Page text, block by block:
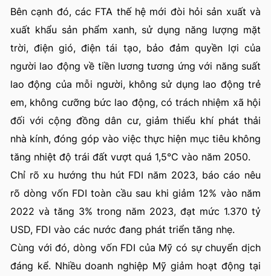
Bên cạnh đó, các FTA thế hệ mới đòi hỏi sản xuất và
xuất khẩu sản phẩm xanh, sử dụng năng lượng mặt
trời, điện gió, điện tái tạo, bảo đảm quyền lợi của
người lao động về tiền lương tương ứng với năng suất
lao động của mỗi người, không sử dụng lao động trẻ
em, không cưỡng bức lao động, có trách nhiệm xã hội
đối với cộng đồng dân cư, giảm thiểu khí phát thải
nhà kính, đóng góp vào việc thực hiện mục tiêu không
tăng nhiệt độ trái đất vượt quá 1,5°C vào năm 2050.
Chỉ rõ xu hướng thu hút FDI năm 2023, báo cáo nêu
rõ dòng vốn FDI toàn cầu sau khi giảm 12% vào năm
2022 và tăng 3% trong năm 2023, đạt mức 1.370 tỷ
USD, FDI vào các nước đang phát triển tăng nhẹ.
Cùng với đó, dòng vốn FDI của Mỹ có sự chuyển dịch
đáng kể. Nhiều doanh nghiệp Mỹ giảm hoạt động tại